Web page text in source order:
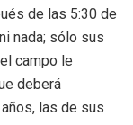
de las 5:30 de
nada; sólo sus
campo le
deberá
las de sus